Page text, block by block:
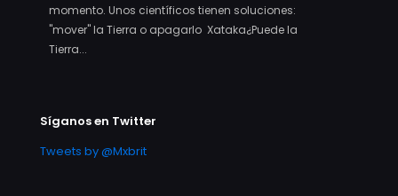
momento. Unos científicos tienen soluciones:
"mover" la Tierra o apagarlo Xataka¿Puede la
Tierra...
Síganos en Twitter
Tweets by @Mxbrit